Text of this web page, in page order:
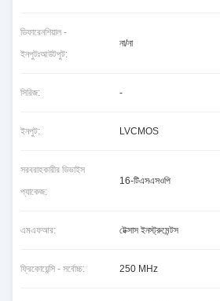
ডিফারেনশিয়াল -
ইনপুটঃআউটপুট:
না/না
সিরিজ: -
ইনপুট: LVCMOS
সরবরাহকারীর ডিভাইস
প্যাকেজ:
16-টিএসএসওপি
এমএফআর: টেক্সাস ইনস্ট্রুমেন্টস
ফ্রিকোয়েন্সি - সর্বোচ্চ: 250 MHz